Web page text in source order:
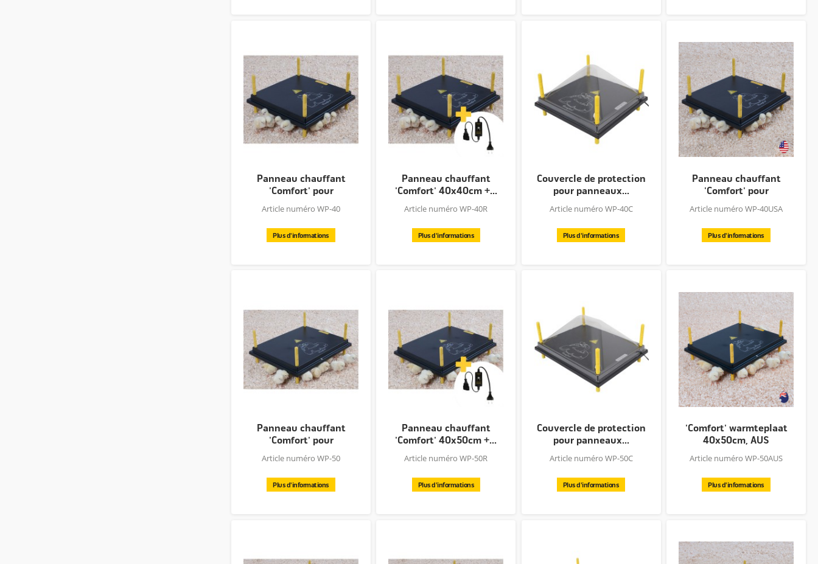
Panneau chauffant
'Comfort' pour
poussins...
Article numéro WP-40
Plus d'informations
Panneau chauffant
'Comfort' 40x40cm +...
Article numéro WP-40R
Plus d'informations
Couvercle de protection
pour panneaux...
Article numéro WP-40C
Plus d'informations
Panneau chauffant
'Comfort' pour
poussins...
Article numéro WP-40USA
Plus d'informations
Panneau chauffant
'Comfort' pour
poussins...
Article numéro WP-50
Plus d'informations
Panneau chauffant
'Comfort' 40x50cm +...
Article numéro WP-50R
Plus d'informations
Couvercle de protection
pour panneaux...
Article numéro WP-50C
Plus d'informations
'Comfort' warmteplaat
40x50cm, AUS
Article numéro WP-50AUS
Plus d'informations